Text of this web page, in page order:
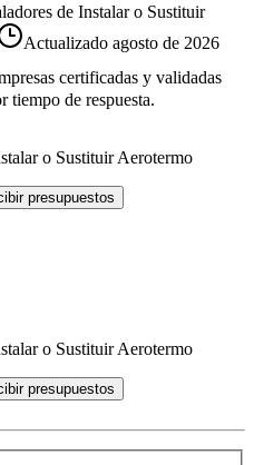
de Instalar o Sustituir
Actualizado agosto de 2026
certificadas y validadas
tiempo de respuesta.
o Sustituir Aerotermo
presupuestos
o Sustituir Aerotermo
presupuestos